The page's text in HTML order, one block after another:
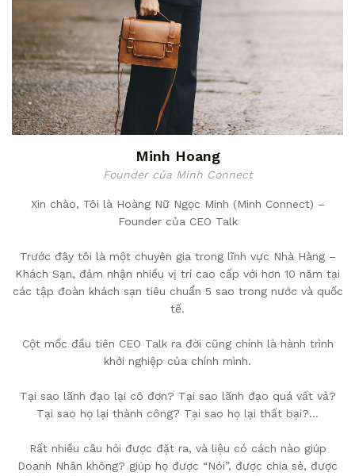
Minh Hoang
Founder của Minh Connect
Xin chào, Tôi là Hoàng Nữ Ngọc Minh (Minh Connect) –
Founder của CEO Talk
Trước đây tôi là một chuyên gia trong lĩnh vực Nhà Hàng –
Khách Sạn, đảm nhận nhiều vị trí cao cấp với hơn 10 năm tại
các tập đoàn khách sạn tiêu chuẩn 5 sao trong nước và quốc
tế.
Cột mốc đầu tiên CEO Talk ra đời cũng chính là hành trình
khởi nghiệp của chính mình.
Tại sao lãnh đạo lại cô đơn? Tại sao lãnh đạo quá vất vả?
Tại sao họ lại thành công? Tại sao họ lại thất bại?…
Rất nhiều câu hỏi được đặt ra, và liệu có cách nào giúp
Doanh Nhân không? giúp họ được “Nói”, được chia sẻ, được